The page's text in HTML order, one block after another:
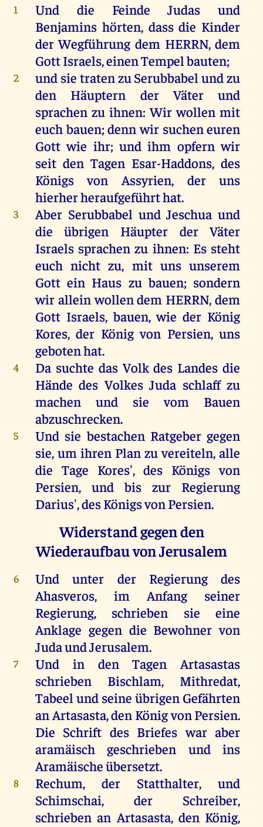
1 Und die Feinde Judasund
Benjamins hörten, dassdie Kinder
derWegführung dem HERRN,dem
GottIsraels,einenTempelbauten;
2 und sie tratenzuSerubbabelundzu
den
Häuptern der Väter
und
sprachen zu ihnen:Wir wollen mit
euchbauen;denn wir sucheneuren
Gott wie ihr; und ihm opfern wir
seit den Tagen Esar-Haddons,des
Königs
von Assyrien, der
uns
hierherheraufgeführthat.
3 AberSerubbabel undJeschuaund
die
übrigen Häupter der
Väter
Israels sprachen zu ihnen: Es steht
euch nicht zu, mit uns unserem
Gott ein Haus zu bauen; sondern
wir allein wollen dem HERRN,dem
Gott Israels,bauen,wie der König
Kores,der König von Persien,uns
gebotenhat.
4 Da suchte das Volk des Landes die
Hände des Volkes Juda schlaffzu
machen
und sie vom
Bauen
abzuschrecken.
5 Und sie bestachen Ratgeber gegen
sie, um ihrenPlanzuvereiteln,alle
die Tage Kores',des Königs von
Persien, und bis zur Regierung
Darius',desKönigsvonPersien.
Widerstand gegen den
Wiederaufbau von Jerusalem
6 Und unter derRegierungdes
Ahasveros, im Anfang
seiner
Regierung, schrieben sie
eine
Anklage gegen die Bewohner von
JudaundJerusalem.
7 Und in den Tagen Artasastas
schriebenBischlam, Mithredat,
Tabeel und seine übrigen Gefährten
anArtasasta,den KönigvonPersien.
Die Schrift des Briefes war aber
aramäischgeschrieben und
ins
Aramäische übersetzt.
8 Rechum, derStatthalter,und
Schimschai, der Schreiber,
schrieben an Artasasta, den König,